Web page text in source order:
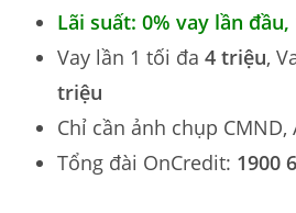
Lãi suất: 0% vay lần đầu,
Vay lần 1 tối đa4 triệu,
triệu
Chỉ cần ảnh chụp CMND,
Tổng đài OnCredit: 1900